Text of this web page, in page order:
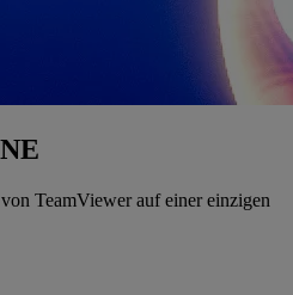
TeamViewer auf einer einzigen